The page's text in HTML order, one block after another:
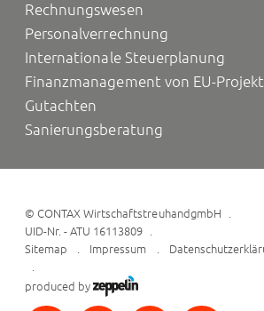
Rechnungswesen
Personalverrechnung
Internationale Steuerplanung
Finanzmanagement von EU-
Gutachten
Sanierungsberatung
©CONTAX WirtschaftstreuhandgmbH
UID-Nr. - ATU 16113809
Sitemap
Impressum
produced by